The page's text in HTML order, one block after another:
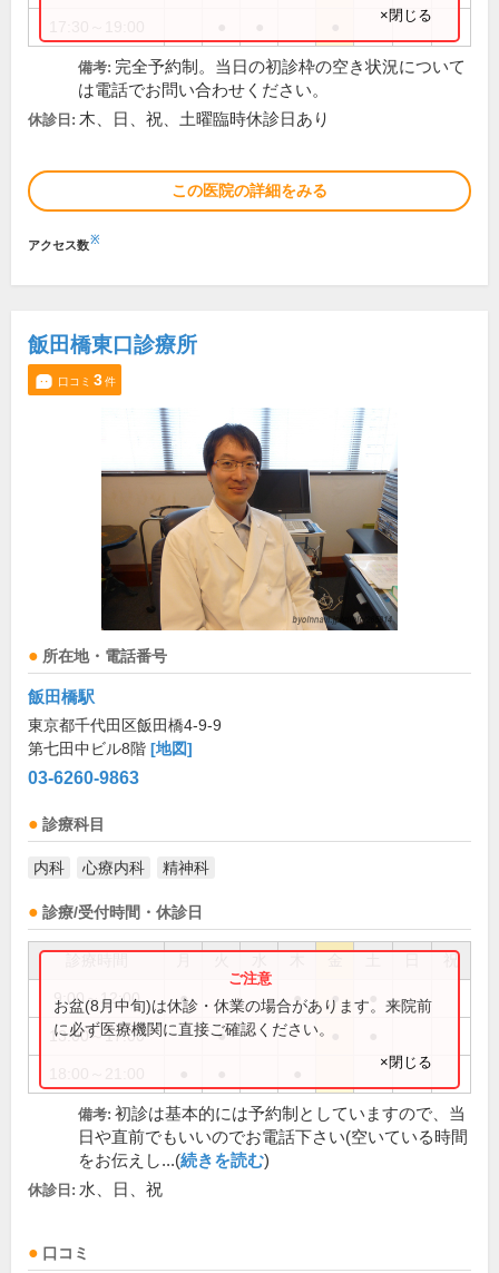
×閉じる
備考: 完全予約制。当日の初診枠の空き状況について
は電話でお問い合わせください。
休診日: 木、日、祝、土曜臨時休診日あり
この医院の詳細をみる
アクセス数※
飯田橋東口診療所
口コミ 3件
所在地・電話番号
飯田橋駅
東京都千代田区飯田橋4-9-9
第七田中ビル8階 [地図]
03-6260-9863
診療科目
内科 心療内科 精神科
診療/受付時間・休診日
祝
9:00～12:00 ● ● ●
13:00～17:00 ●
お盆(8月中旬)は休診・休業の場合があります。来院前
に必ず医療機関に直接ご確認ください。
×閉じる
備考: 初診は基本的には予約制としていますので、当
日や直前でもいいのでお電話下さい(空いている時間
をお伝えし...(続きを読む)
休診日: 水、日、祝
口コミ